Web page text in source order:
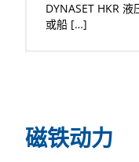
DYNASET HKR
或船 […]
磁铁动力